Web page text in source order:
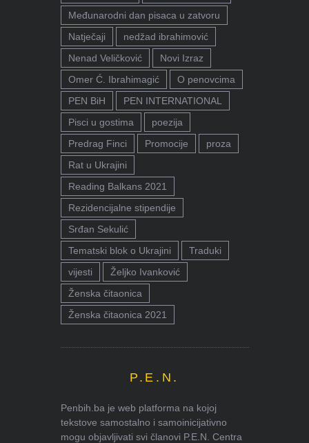
Međunarodni dan pisaca u zatvoru
Natječaji
nedžad ibrahimović
Nenad Veličković
Novi Izraz
Omer Ć. Ibrahimagić
O penovcima
PEN BiH
PEN INTERNATIONAL
Pisci u gostima
poezija
Predrag Finci
Promocije
proza
Rat u Ukrajini
Reading Balkans 2021
Rezidencijalne stipendije
Srđan Sekulić
Tematski blok o Ukrajini
Traduki
vijesti
Željko Ivanković
Ženska čitaonica
Ženska čitaonica 2021
P.E.N.
Penbih.ba je web platforma na kojoj
tekstove samostalno i samoinicijativno
mogu objavljivati svi članovi P.E.N. Centra